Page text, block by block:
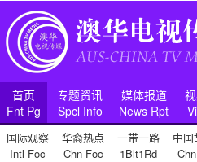
首页
Fnt Pg
专题资讯
Spcl Info
媒体报道
News Rpt
国际观察
Intl Foc
华裔热点
Chn Foc
一带一路
1Blt1Rd
中国